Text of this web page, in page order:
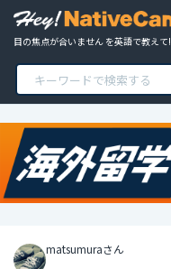
目の焦点が合いません を英語で教えて!
matsumuraさん